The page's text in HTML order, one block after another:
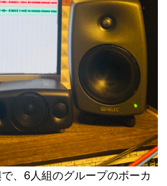
、6人組のグループのボーカ